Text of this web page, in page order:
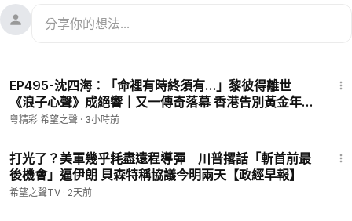
EP495-沈四海：「命裡有時終須有…」黎彼得離世
《浪子心聲》成絕響｜又一傳奇落幕 香港告別黃金年代
【Nina面對面】8/6/2026
粵精彩 希望之聲 · 3小時前
打光了？美軍幾乎耗盡遠程導彈 川普撂話「斬首前最
後機會」逼伊朗 貝森特稱協議今明兩天【政經早報】
希望之聲TV · 2天前